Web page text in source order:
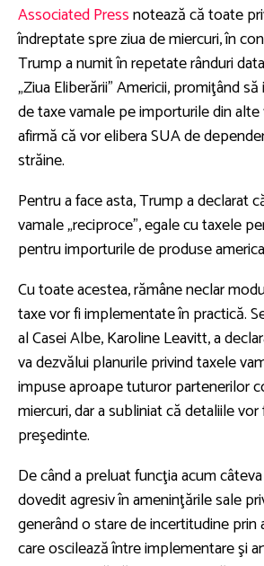
Associated Pressnotează că toate
îndreptate spre ziua de miercuri, în
Trump a numit în repetate rânduri
„Ziua Eliberării” Americii, promiţând
de taxe vamale pe importurile din
afirmă că vor elibera SUA de
străine.
Pentru a face asta, Trump a declarat
vamale „reciproce”, egale cu taxele
pentru importurile de produse
Cu toate acestea, rămâne neclar
taxe vor fi implementate în practică.
al Casei Albe, Karoline Leavitt, a
va dezvălui planurile privind taxele
impuse aproape tuturor partenerilor
miercuri, dar a subliniat că detaliile
preşedinte.
De când a preluat funcţia acum
dovedit agresiv în ameninţările sale
generând o stare de incertitudine prin
care oscilează între implementare şi